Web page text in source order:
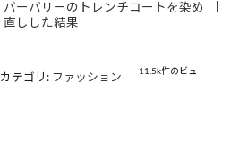
バーバリーのトレンチコートを染め
直しした結果
11.5k件のビュー
カテゴリ: ファッション